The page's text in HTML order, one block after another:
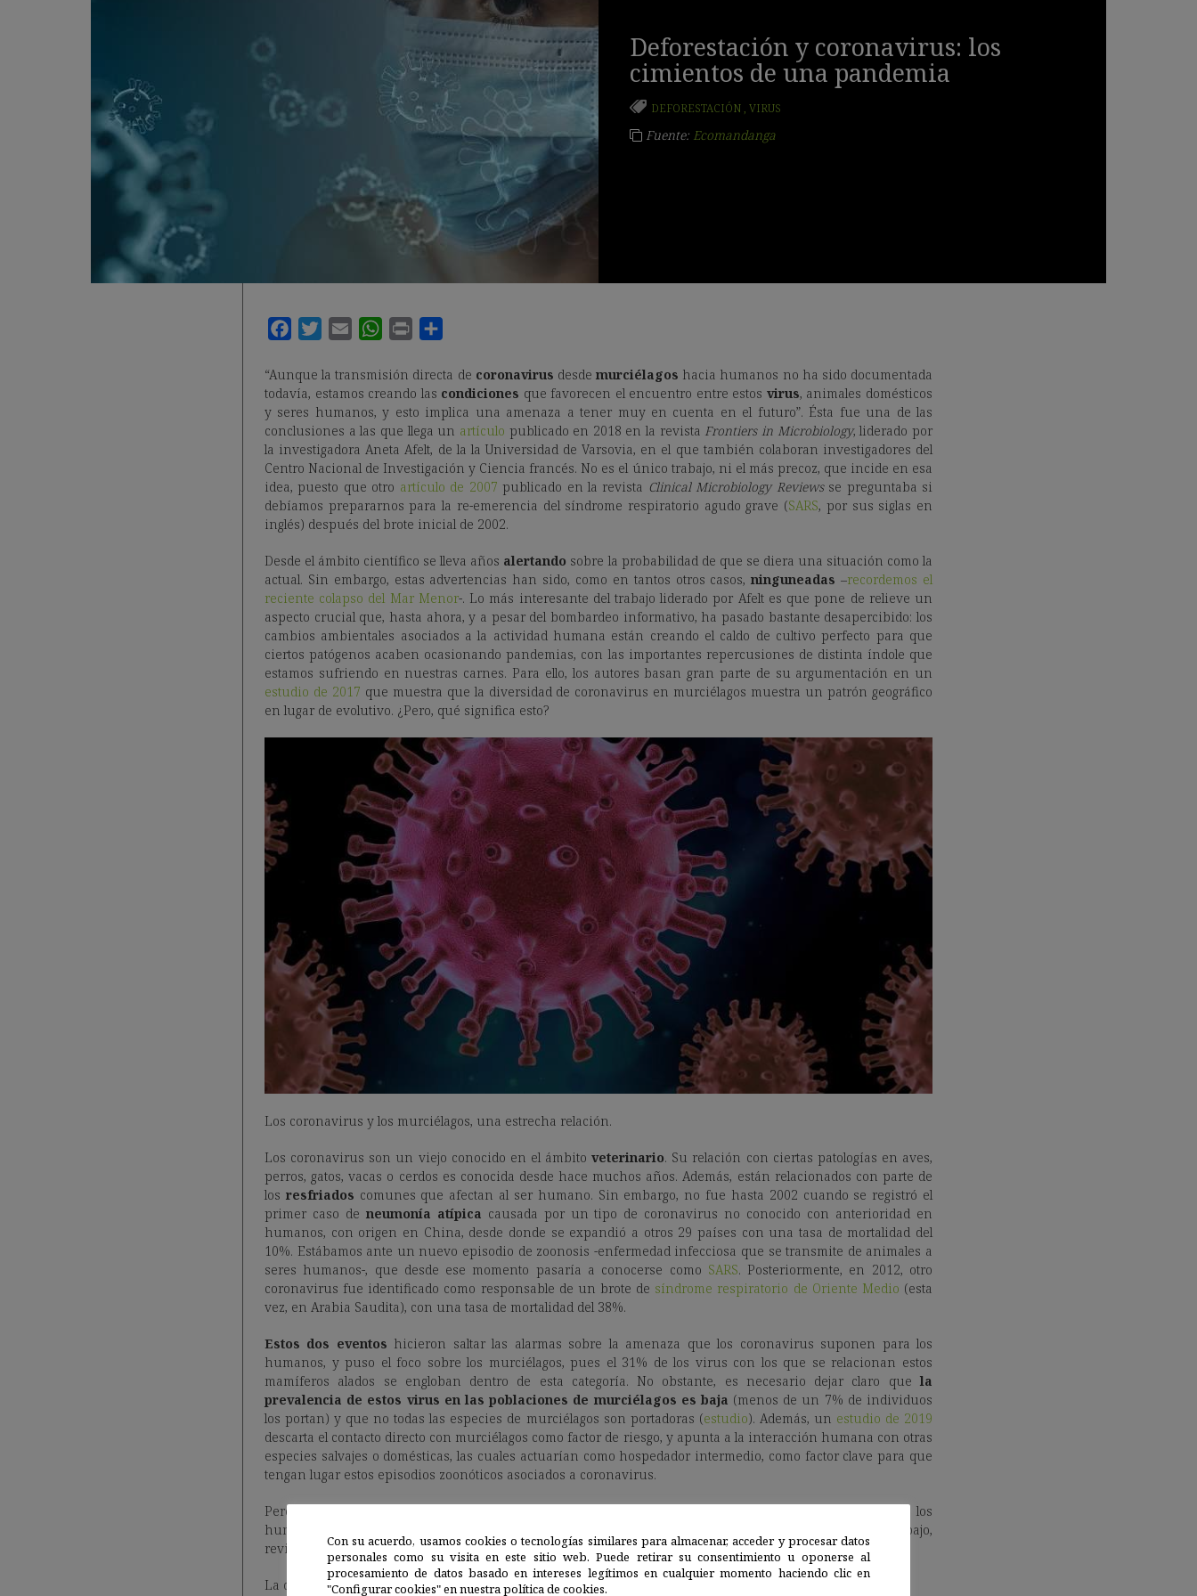
Deforestación y coronavirus: los
cimientos de una pandemia
DEFORESTACIÓN, VIRUS
Fuente: Ecomandanga
“Aunque la transmisión directa de coronavirus desdemurciélagos hacia humanos no ha sido documentada
todavía, estamos creando las condiciones que favorecen el encuentro entre estos virus, animales domésticos
y seres humanos, y esto implica una amenaza a tener muy en cuenta en el futuro”. Ésta fue una de las
conclusiones a las que llega un artículo publicado en 2018 en la revista Frontiers in Microbiology, liderado por
la investigadora Aneta Afelt, de la la Universidad de Varsovia, en el que también colaboran investigadores del
Centro Nacional de Investigación y Ciencia francés. No es el único trabajo, ni el más precoz, que incide en esa
idea, puesto que otro artículo de 2007 publicado en la revista Clinical Microbiology Reviews se preguntaba si
debíamos prepararnos para la re-emerencia del síndrome respiratorio agudo grave (SARS, por sus siglas en
inglés) después del brote inicial de 2002.
Desde el ámbito científico se lleva años alertando sobre la probabilidad de que se diera una situación como la
actual. Sin embargo, estas advertencias han sido, como en tantos otros casos,ninguneadas –recordemos el
reciente colapso del Mar Menor-. Lo más interesante del trabajo liderado por Afelt es que pone de relieve un
aspecto crucial que, hasta ahora, y a pesar del bombardeo informativo, ha pasado bastante desapercibido: los
cambios ambientales asociados a la actividad humana están creando el caldo de cultivo perfecto para que
ciertos patógenos acaben ocasionando pandemias, con las importantes repercusiones de distinta índole que
estamos sufriendo en nuestras carnes. Para ello, los autores basan gran parte de su argumentación en un
estudio de 2017 que muestra que la diversidad de coronavirus en murciélagos muestra un patrón geográfico
en lugar de evolutivo. ¿Pero, qué significa esto?
Los coronavirus y los murciélagos, una estrecha relación.
Los coronavirus son un viejo conocido en el ámbitoveterinario. Su relación con ciertas patologías en aves,
perros, gatos, vacas o cerdos es conocida desde hace muchos años. Además, están relacionados con parte de
los resfriados comunes que afectan al ser humano. Sin embargo, no fue hasta 2002 cuando se registró el
primer caso de neumonía atípica causada por un tipo de coronavirus no conocido con anterioridad en
humanos, con origen en China, desde donde se expandió a otros 29 países con una tasa de mortalidad del
10%. Estábamos ante un nuevo episodio de zoonosis -enfermedad infecciosa que se transmite de animales a
seres humanos-, que desde ese momento pasaría a conocerse como SARS. Posteriormente, en 2012, otro
coronavirus fue identificado como responsable de un brote de síndrome respiratorio de Oriente Medio (esta
vez, en Arabia Saudita), con una tasa de mortalidad del 38%.
Estos dos eventos hicieron saltar las alarmas sobre la amenaza que los coronavirus suponen para los
humanos, y puso el foco sobre los murciélagos, pues el 31% de los virus con los que se relacionan estos
mamíferos alados se engloban dentro de esta categoría. No obstante, es necesario dejar claro que la
prevalencia de estos virus en las poblaciones de murciélagos es baja (menos de un 7% de individuos
los portan) y que no todas las especies de murciélagos son portadoras (estudio). Además, un estudio de 2019
descarta el contacto directo con murciélagos como factor de riesgo, y apunta a la interacción humana con otras
especies salvajes o domésticas, las cuales actuarían como hospedador intermedio, como factor clave para que
tengan lugar estos episodios zoonóticos asociados a coronavirus.
Pero, ¿cuál es el
por el que los coronavirus propios de murciélagos pueden saltar hacia los
humanos? Eso es precisamente lo que se dispusieron a responder Afelt y colaboradores en este trabajo,
revisando todas las evidencias disponibles hasta ese momento.
La deforestación incrementa el riesgo de epidemias.
Con su acuerdo, usamos cookies o tecnologías similares para almacenar, acceder y procesar datos
personales como su visita en este sitio web. Puede retirar su consentimiento u oponerse al
procesamiento de datos basado en intereses legítimos en cualquier momento haciendo clic en
"Configurar cookies" en nuestra política de cookies.